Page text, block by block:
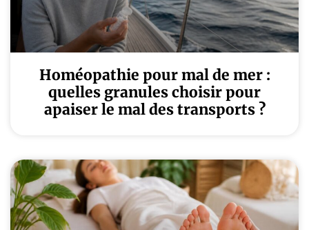
Homéopathie pour mal de mer :
quelles granules choisir pour
apaiser le mal des transports ?